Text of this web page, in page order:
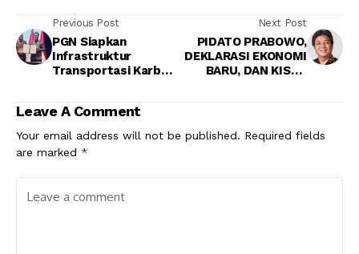
Previous Post
PGN Siapkan
Infrastruktur
Transportasi Karbon
Next Post
PIDATO PRABOWO,
DEKLARASI EKONOMI
BARU, DAN KISAH
Leave A Comment
Your email address will not be published. Required fields
are marked *